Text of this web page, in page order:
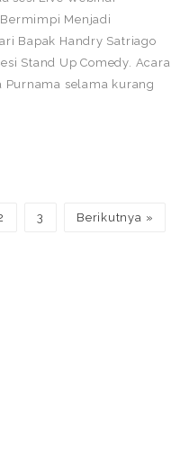
Menjadi
Bapak Handry Satriago
Stand Up Comedy. Acara
Purnama selama kurang
3 Berikutnya »